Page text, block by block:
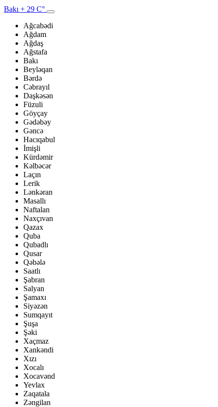
Bakı + 29 C°
Ağcabədi
Ağdam
Ağdaş
Ağstafa
Bakı
Beyləqan
Bərdə
Cəbrayıl
Daşkəsən
Füzuli
Göyçay
Gədəbəy
Gəncə
Hacıqabul
İmişli
Kürdəmir
Kəlbəcər
Laçın
Lerik
Lənkəran
Masallı
Naftalan
Naxçıvan
Qazax
Quba
Qubadlı
Qusar
Qəbələ
Saatlı
Şabran
Salyan
Şamaxı
Siyəzən
Sumqayıt
Şuşa
Şəki
Xaçmaz
Xankəndi
Xızı
Xocalı
Xocavənd
Yevlax
Zaqatala
Zəngilan